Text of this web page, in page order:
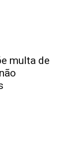
multa de